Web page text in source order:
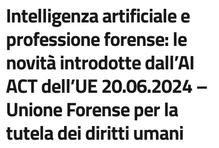
Intelligenza artificiale e
professione forense: le
novità introdotte dall’AI
ACT dell’UE 20.06.2024 –
Unione Forense per la
tutela dei diritti umani